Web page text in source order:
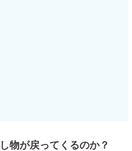
物が戻ってくるのか？